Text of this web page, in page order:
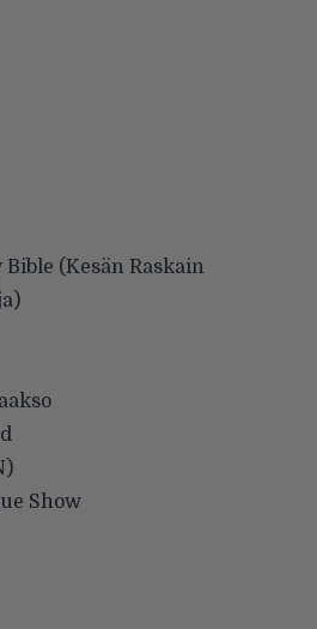
Bible (Kesän Raskain
Show